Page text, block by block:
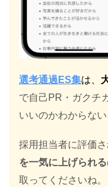
選考通過ES集は、
で自己PR・ガクチ
いいのかわからな
採用担当者に評価
を一気に上げられる
取ってくださいね。